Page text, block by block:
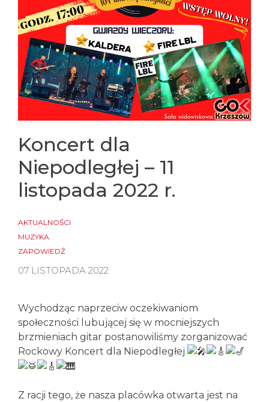
Koncert dla
Niepodległej – 11
listopada 2022 r.
AKTUALNOŚCI
MUZYKA
ZAPOWIEDŹ
07 LISTOPADA 2022
Wychodząc naprzeciw oczekiwaniom
społeczności lubującej się w mocniejszych
brzmieniach gitar postanowiliśmy zorganizować
Rockowy Koncert dla Niepodległej
Z racji tego, że nasza placówka otwarta jest na